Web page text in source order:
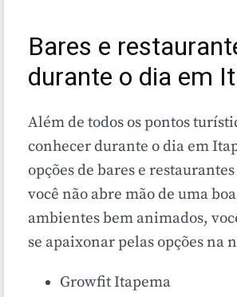
Bares e
durante o dia em
Além de todos os pontos
conhecer durante o dia em
opções de bares e
você não abre mão de uma
ambientes bem animados,
se apaixonar pelas opções na
Growfit Itapema